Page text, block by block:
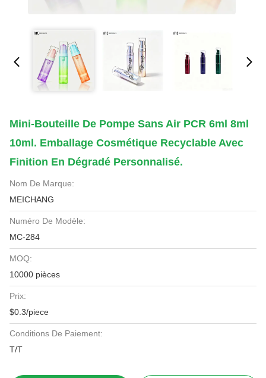
Mini-Bouteille De Pompe Sans Air PCR 6ml 8ml
10ml. Emballage Cosmétique Recyclable Avec
Finition En Dégradé Personnalisé.
Nom De Marque:
MEICHANG
Numéro De Modèle:
MC-284
MOQ:
10000 pièces
Prix:
$0.3/piece
Conditions De Paiement:
T/T